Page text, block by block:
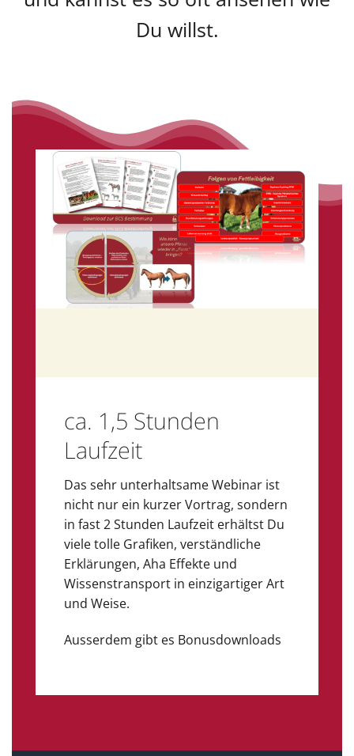
Du willst.
ca. 1,5 Stunden
Laufzeit
Das sehr unterhaltsame Webinar ist
nicht nur ein kurzer Vortrag, sondern
in fast 2 Stunden Laufzeit erhältst Du
viele tolle Grafiken, verständliche
Erklärungen, Aha Effekte und
Wissenstransport in einzigartiger Art
und Weise.
Ausserdem gibt es Bonusdownloads